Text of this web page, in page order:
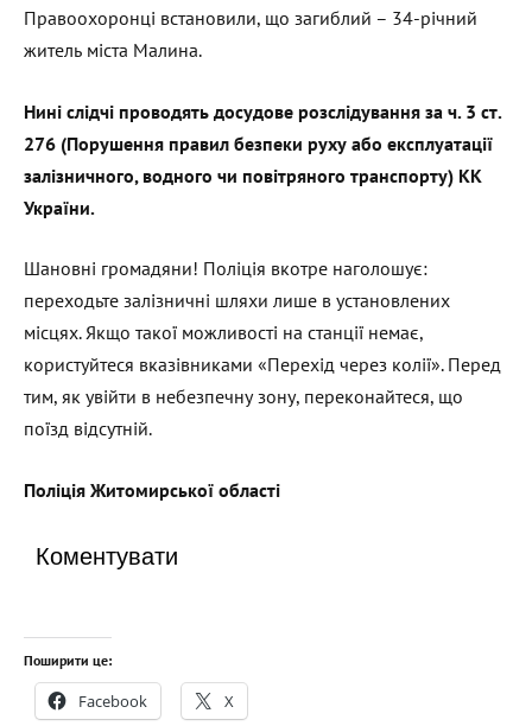
Правоохоронці встановили, що загиблий – 34-річний
житель міста Малина.
Нині слідчі проводять досудове розслідування за ч. 3 ст.
276 (Порушення правил безпеки руху або експлуатації
залізничного, водного чи повітряного транспорту) КК
України.
Шановні громадяни! Поліція вкотре наголошує:
переходьте залізничні шляхи лише в установлених
місцях. Якщо такої можливості на станції немає,
користуйтеся вказівниками «Перехід через колії». Перед
тим, як увійти в небезпечну зону, переконайтеся, що
поїзд відсутній.
Поліція Житомирської області
Коментувати
Поширити це:
Facebook X